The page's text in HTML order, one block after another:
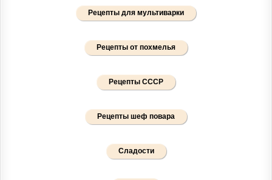
Рецепты для мультиварки
Рецепты от похмелья
Рецепты СССР
Рецепты шеф повара
Сладости